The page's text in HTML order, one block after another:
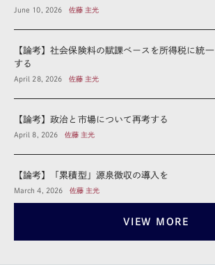
June 10, 2026 佐藤 主光
【論考】社会保険料の賦課ベースを所得税に統一
する
April 28, 2026 佐藤 主光
【論考】政治と市場について再考する
April 8, 2026 佐藤 主光
【論考】「累積型」源泉徴収の導入を
March 4, 2026 佐藤 主光
VIEW MORE